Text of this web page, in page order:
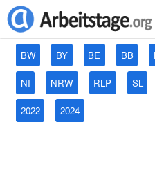
BW BY BE BB
NI NRW RLP SL
2022 2024